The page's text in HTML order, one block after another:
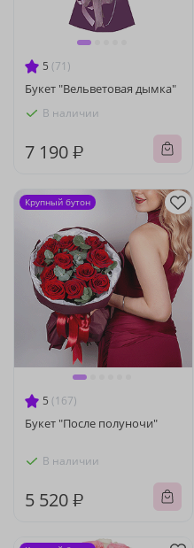
5 (71)
Букет "Вельветовая дымка"
В наличии
7 190 ₽
5 (167)
Букет "После полуночи"
В наличии
5 520 ₽
Крупный бутон